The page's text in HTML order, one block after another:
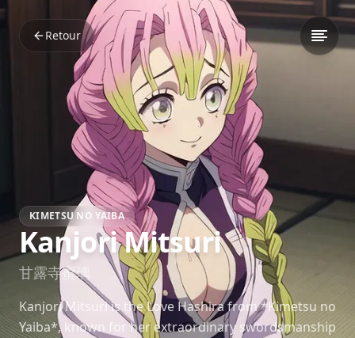
Retour
KIMETSU NO YAIBA
Kanjori Mitsuri
甘露寺蜜璃
Kanjori Mitsuri is the Love Hashira from *Kimetsu no
Yaiba*, known for her extraordinary swordsmanship